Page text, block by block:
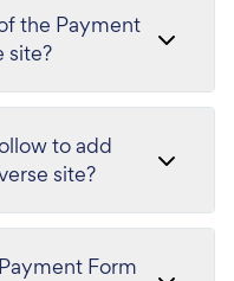
the Payment
site?
to add
site?
Form